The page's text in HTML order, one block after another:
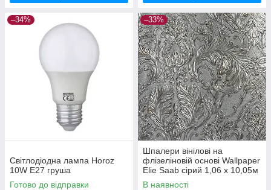
–34%
Світлодіодна лампа Horoz
10W E27 груша
Готово до відправки
–33%
Шпалери вінілові на
флізеліновій основі Wallpaper
Elie Saab сірий 1,06 х 10,05м
(Z64819)
В наявності